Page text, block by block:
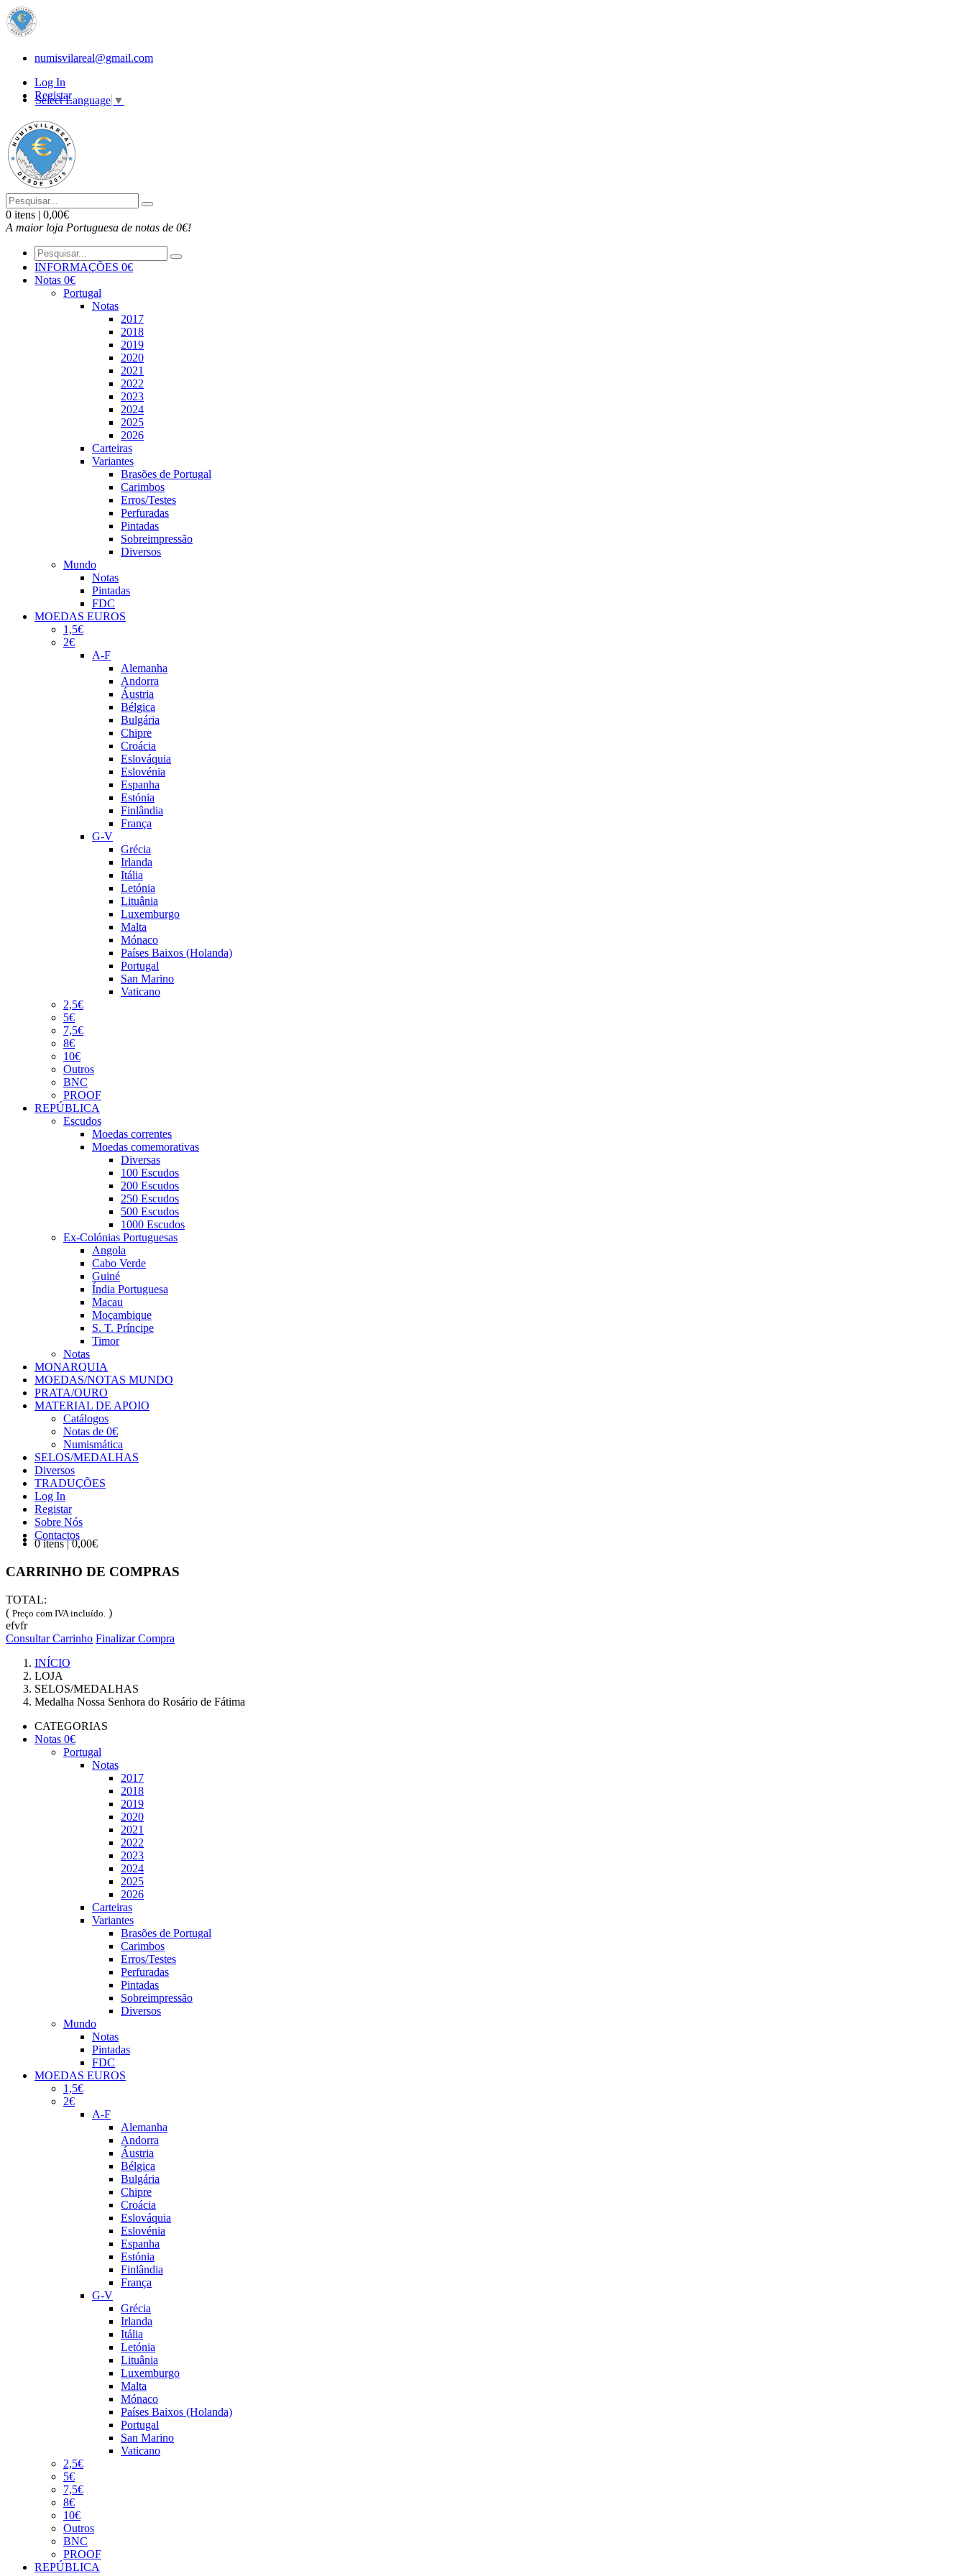
numisvilareal@gmail.com
Log In
Registar
Select Language ▼
0 itens | 0,00€
A maior loja Portuguesa de notas de 0€!
INFORMAÇÕES 0€
Notas 0€
Portugal
Notas
2017
2018
2019
2020
2021
2022
2023
2024
2025
2026
Carteiras
Variantes
Brasões de Portugal
Carimbos
Erros/Testes
Perfuradas
Pintadas
Sobreimpressão
Diversos
Mundo
Notas
Pintadas
FDC
MOEDAS EUROS
1,5€
2€
A-F
Alemanha
Andorra
Áustria
Bélgica
Bulgária
Chipre
Croácia
Eslováquia
Eslovénia
Espanha
Estónia
Finlândia
França
G-V
Grécia
Irlanda
Itália
Letónia
Lituânia
Luxemburgo
Malta
Mónaco
Países Baixos (Holanda)
Portugal
San Marino
Vaticano
2,5€
5€
7,5€
8€
10€
Outros
BNC
PROOF
REPÚBLICA
Escudos
Moedas correntes
Moedas comemorativas
Diversas
100 Escudos
200 Escudos
250 Escudos
500 Escudos
1000 Escudos
Ex-Colónias Portuguesas
Angola
Cabo Verde
Guiné
Índia Portuguesa
Macau
Moçambique
S. T. Príncipe
Timor
Notas
MONARQUIA
MOEDAS/NOTAS MUNDO
PRATA/OURO
MATERIAL DE APOIO
Catálogos
Notas de 0€
Numismática
SELOS/MEDALHAS
Diversos
TRADUÇÕES
Log In
Registar
Sobre Nós
Contactos
0 itens | 0,00€
CARRINHO DE COMPRAS
TOTAL:
( Preço com IVA incluído. )
efvfr
Consultar Carrinho Finalizar Compra
INÍCIO
LOJA
SELOS/MEDALHAS
Medalha Nossa Senhora do Rosário de Fátima
CATEGORIAS
Notas 0€
Portugal
Notas
2017
2018
2019
2020
2021
2022
2023
2024
2025
2026
Carteiras
Variantes
Brasões de Portugal
Carimbos
Erros/Testes
Perfuradas
Pintadas
Sobreimpressão
Diversos
Mundo
Notas
Pintadas
FDC
MOEDAS EUROS
1,5€
2€
A-F
Alemanha
Andorra
Áustria
Bélgica
Bulgária
Chipre
Croácia
Eslováquia
Eslovénia
Espanha
Estónia
Finlândia
França
G-V
Grécia
Irlanda
Itália
Letónia
Lituânia
Luxemburgo
Malta
Mónaco
Países Baixos (Holanda)
Portugal
San Marino
Vaticano
2,5€
5€
7,5€
8€
10€
Outros
BNC
PROOF
REPÚBLICA